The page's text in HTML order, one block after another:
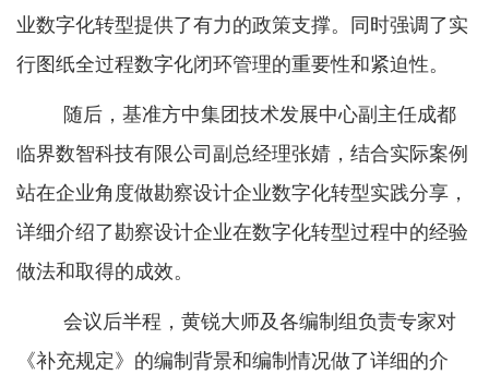
业数字化转型提供了有力的政策支撑。同时强调了实
行图纸全过程数字化闭环管理的重要性和紧迫性。
随后，基准方中集团技术发展中心副主任成都
临界数智科技有限公司副总经理张婧，结合实际案例
站在企业角度做勘察设计企业数字化转型实践分享，
详细介绍了勘察设计企业在数字化转型过程中的经验
做法和取得的成效。
会议后半程，黄锐大师及各编制组负责专家对
《补充规定》的编制背景和编制情况做了详细的介